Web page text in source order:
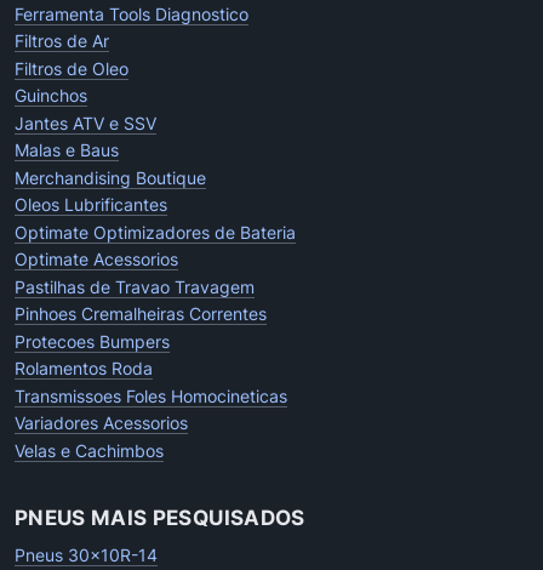
Ferramenta Tools Diagnostico
Filtros de Ar
Filtros de Oleo
Guinchos
Jantes ATV e SSV
Malas e Baus
Merchandising Boutique
Oleos Lubrificantes
Optimate Optimizadores de Bateria
Optimate Acessorios
Pastilhas de Travao Travagem
Pinhoes Cremalheiras Correntes
Protecoes Bumpers
Rolamentos Roda
Transmissoes Foles Homocineticas
Variadores Acessorios
Velas e Cachimbos
PNEUS MAIS PESQUISADOS
Pneus 30x10R-14